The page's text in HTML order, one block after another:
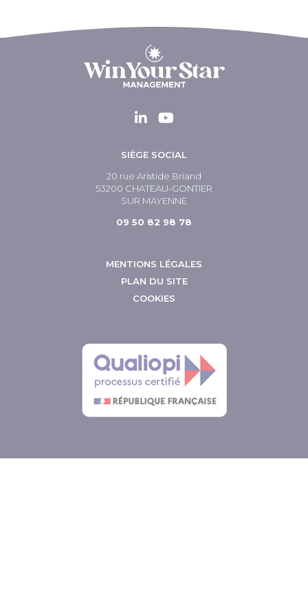
SIÈGE SOCIAL
20 rue Aristide Briand
53200 CHATEAU-GONTIER
SUR MAYENNE
09 50 82 98 78
MENTIONS LÉGALES
PLAN DU SITE
COOKIES